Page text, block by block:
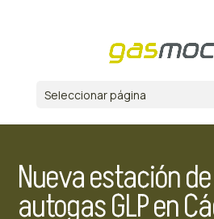
Seleccionar página
Nueva estación
autogas GLP en